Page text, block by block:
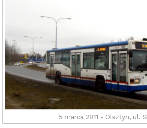
5 marca 2011 - Olsztyn, ul.